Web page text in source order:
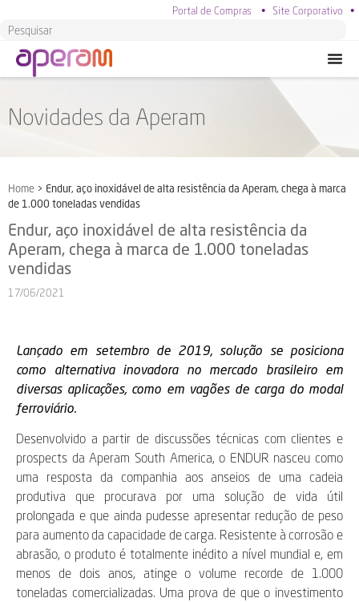
Portal de Compras • Site Corporativo •
Novidades da Aperam
Home > Endur, aço inoxidável de alta resistência da Aperam, chega à marca
de 1.000 toneladas vendidas
Endur, aço inoxidável de alta resistência da
Aperam, chega à marca de 1.000 toneladas
vendidas
17/06/2021
Lançado em setembro de 2019, solução se posiciona
como
alternativa inovadora no mercado brasileiro em
diversas aplicações, como em vagões de carga do modal
ferroviário.
Desenvolvido a partir de discussões técnicas com clientes e
prospects da Aperam South America, o ENDUR nasceu como
uma resposta da companhia aos anseios de uma cadeia
produtiva que procurava por uma solução de vida útil
prolongada e que ainda pudesse apresentar redução de peso
para aumento da capacidade de carga. Resistente à corrosão e
abrasão, o produto é totalmente inédito a nível mundial e, em
menos de dois anos, atinge o volume recorde de 1.000
toneladas comercializadas. Uma prova de que o investimento